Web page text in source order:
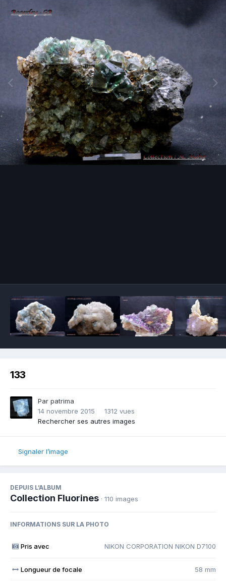
133
Par patrima
14 novembre 2015
1312 vues
Rechercher ses autres images
Signaler l’image
DEPUIS L’ALBUM
Collection Fluorines · 110 images
INFORMATIONS SUR LA PHOTO
Pris avec NIKON CORPORATION NIKON D7100
Longueur de focale 58 mm